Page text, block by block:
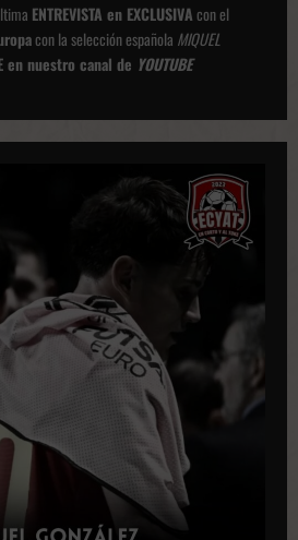
ENTREVISTA en EXCLUSIVAcon el
con la selección española MIQUEL
en nuestro canal de YOUTUBE